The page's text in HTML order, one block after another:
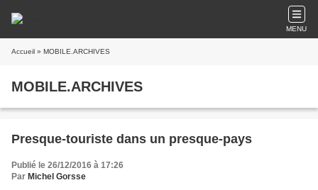
MENU
Accueil » MOBILE.ARCHIVES
MOBILE.ARCHIVES
Presque-touriste dans un presque-pays
Publié le 26/12/2016 à 17:26
Par Michel Gorsse